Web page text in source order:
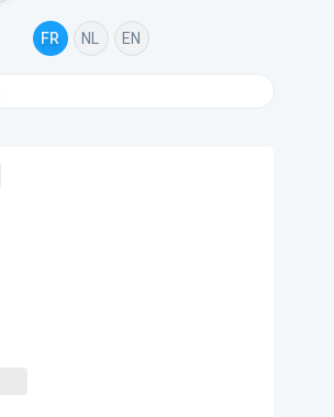
FR NL EN